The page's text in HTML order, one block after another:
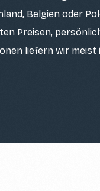
Belgien oder
Preisen,
liefern wir meist